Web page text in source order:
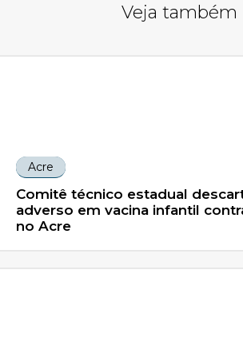
Veja também
Acre
Comitê técnico estadual
adverso em vacina infantil
no Acre